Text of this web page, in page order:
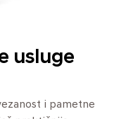
usluge
i pametne